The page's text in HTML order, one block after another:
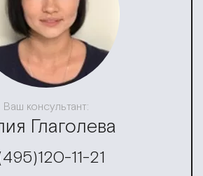
Ваш консультант:
Глаголева
11-21